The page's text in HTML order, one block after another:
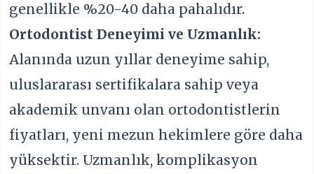
genellikle %20-40 daha pahalıdır.
Ortodontist Deneyimi ve Uzmanlık:
Alanında uzun yıllar deneyime sahip,
uluslararası sertifikalara sahip veya
akademik unvanı olan ortodontistlerin
fiyatları, yeni mezun hekimlere göre daha
yüksektir. Uzmanlık, komplikasyon